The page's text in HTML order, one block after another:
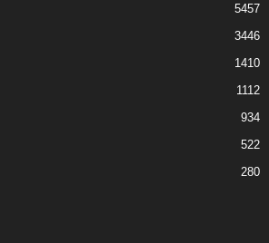
5457
3446
1410
1112
934
522
280